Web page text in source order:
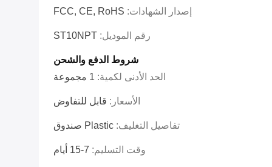
إصدار الشهادات: FCC, CE, RoHS
رقم الموديل: ST10NPT
شروط الدفع والشحن
الحد الأدنى لكمية: 1 مجموعة
الأسعار: قابل للتفاوض
تفاصيل التغليف: Plastic صندوق
وقت التسليم: 7-15 أيام